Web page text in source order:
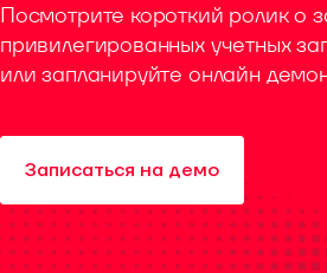
Посмотрите короткий ролик о
привилегированных учетных
или запланируйте онлайн
Записаться на демо